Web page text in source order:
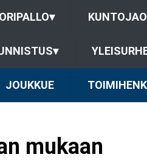
▾
▾
JOUKKUE
mukaan